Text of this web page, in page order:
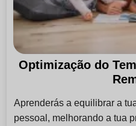
Optimização do
Aprenderás a equilibrar a
pessoal, melhorando a tua